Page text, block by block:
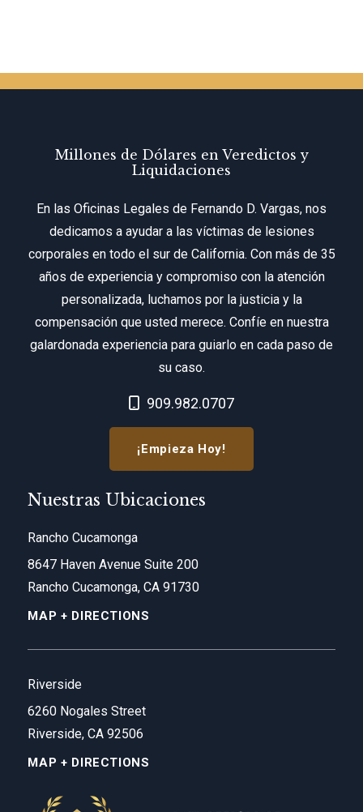
Millones de Dólares en Veredictos y
Liquidaciones
En las Oficinas Legales de Fernando D. Vargas, nos
dedicamos a ayudar a las víctimas de lesiones
corporales en todo el sur de California. Con más de 35
años de experiencia y compromiso con la atención
personalizada, luchamos por la justicia y la
compensación que usted merece. Confíe en nuestra
galardonada experiencia para guiarlo en cada paso de
su caso.
Call Now at
909.982.0707
¡Empieza Hoy!
Nuestras Ubicaciones
Rancho Cucamonga
8647 Haven Avenue Suite 200
Rancho Cucamonga, CA 91730
MAP + DIRECTIONS
Riverside
6260 Nogales Street
Riverside, CA 92506
MAP + DIRECTIONS